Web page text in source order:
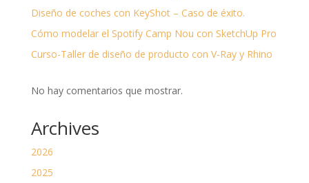
Diseño de coches con KeyShot – Caso de éxito.
Cómo modelar el Spotify Camp Nou con SketchUp Pro
Curso-Taller de diseño de producto con V-Ray y Rhino
No hay comentarios que mostrar.
Archives
2026
2025